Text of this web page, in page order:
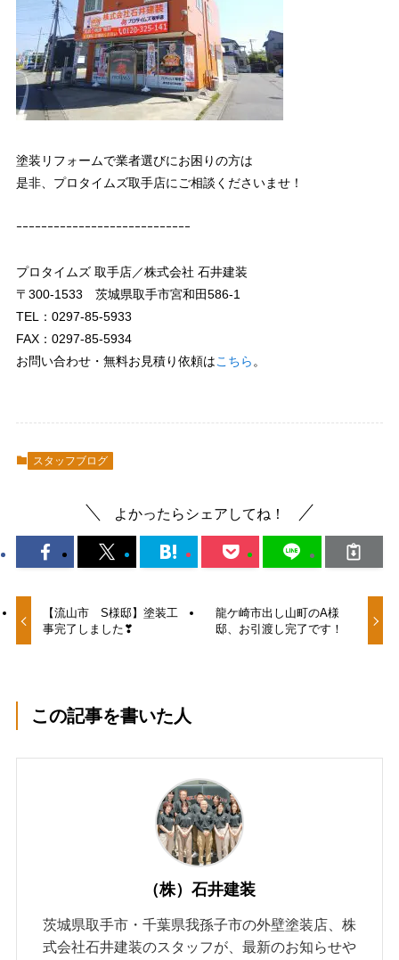
塗装リフォームで業者選びにお困りの方は
是非、プロタイムズ取手店にご相談くださいませ！
ｰｰｰｰｰｰｰｰｰｰｰｰｰｰｰｰｰｰｰｰｰｰｰｰｰｰｰｰ
プロタイムズ 取手店／株式会社 石井建装
〒300-1533 茨城県取手市宮和田586-1
TEL：0297-85-5933
FAX：0297-85-5934
お問い合わせ・無料お見積り依頼はこちら 。
スタッフブログ
よかったらシェアしてね！
【流山市 S様邸】塗装工
事完了しました❣
龍ケ崎市出し山町のA様
邸、お引渡し完了です！
この記事を書いた人
（株）石井建装
茨城県取手市・千葉県我孫子市の外壁塗装店、株
式会社石井建装のスタッフが、最新のお知らせや